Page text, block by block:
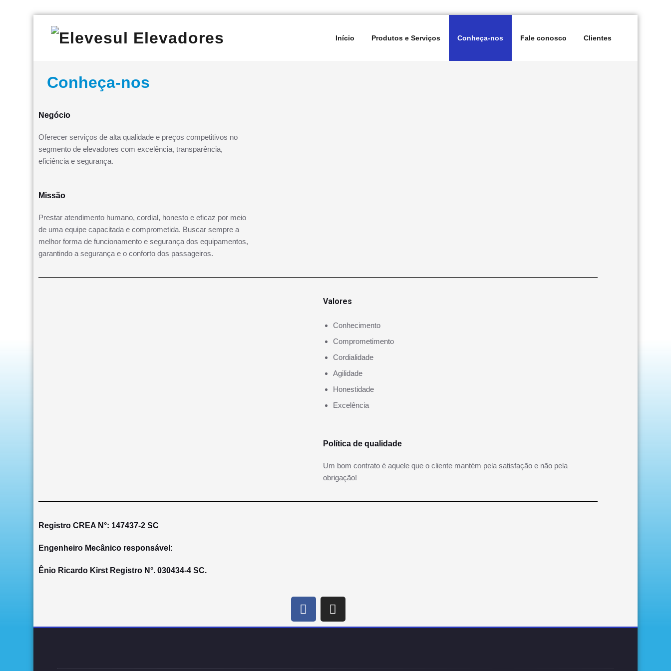
Elevesul ElevadoresInício Produtos e Serviços Conheça-nos Fale conosco Clientes
Conheça-nos
Negócio
Oferecer serviços de alta qualidade e preços competitivos no
segmento de elevadores com excelência, transparência,
eficiência e segurança.
Missão
Prestar atendimento humano, cordial, honesto e eficaz por meio
de uma equipe capacitada e comprometida. Buscar sempre a
melhor forma de funcionamento e segurança dos equipamentos,
garantindo a segurança e o conforto dos passageiros.
Valores
Conhecimento
Comprometimento
Cordialidade
Agilidade
Honestidade
Excelência
Política de qualidade
Um bom contrato é aquele que o cliente mantém pela satisfação e não pela
obrigação!
Registro CREA N°: 147437-2 SC
Engenheiro Mecânico responsável:
Ênio Ricardo Kirst Registro N°. 030434-4 SC.